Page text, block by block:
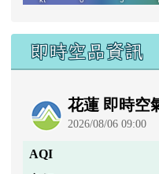
即時空品資訊